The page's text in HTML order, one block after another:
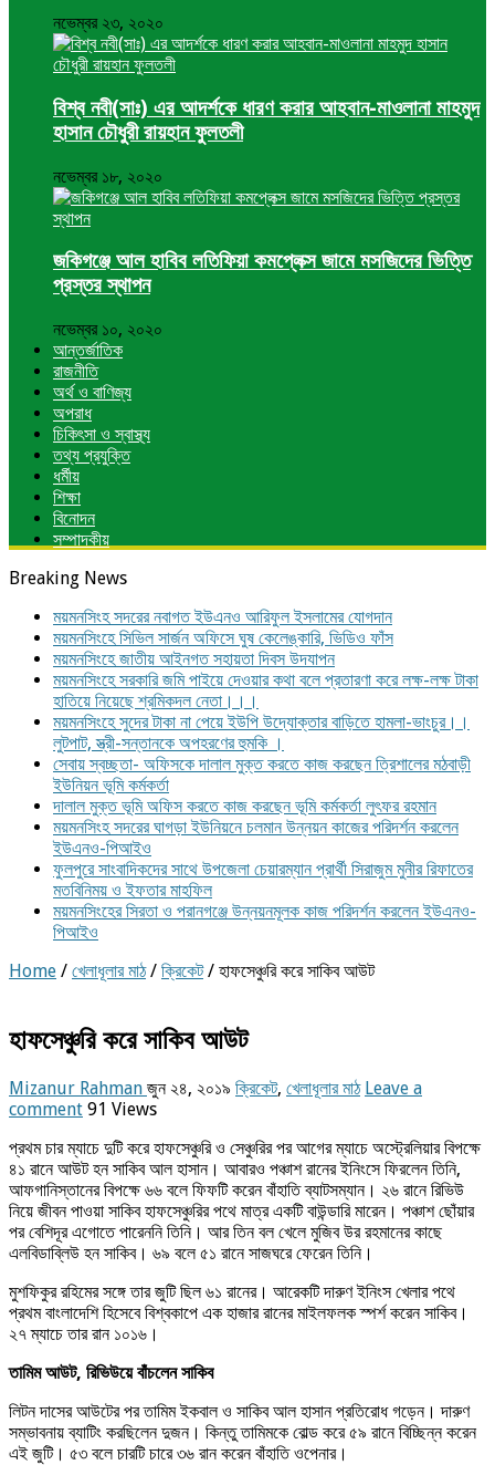
নভেম্বর ২৩, ২০২০
বিশ্ব নবী(সাঃ) এর আদর্শকে ধারণ করার আহবান-মাওলানা মাহমুদ
হাসান চৌধুরী রায়হান ফুলতলী
নভেম্বর ১৮, ২০২০
জকিগঞ্জে আল হাবিব লতিফিয়া কমপ্লেক্স জামে মসজিদের ভিত্তি
প্রস্তর স্থাপন
নভেম্বর ১০, ২০২০
আন্তর্জাতিক
রাজনীতি
অর্থ ও বাণিজ্য
অপরাধ
চিকিৎসা ও স্বাস্থ্য
তথ্য প্রযুক্তি
ধর্মীয়
শিক্ষা
বিনোদন
সম্পাদকীয়
Breaking News
ময়মনসিংহ সদরের নবাগত ইউএনও আরিফুল ইসলামের যোগদান
ময়মনসিংহে সিভিল সার্জন অফিসে ঘুষ কেলেঙ্কারি, ভিডিও ফাঁস
ময়মনসিংহে জাতীয় আইনগত সহায়তা দিবস উদযাপন
ময়মনসিংহে সরকারি জমি পাইয়ে দেওয়ার কথা বলে প্রতারণা করে লক্ষ-লক্ষ টাকা
হাতিয়ে নিয়েছে শ্রমিকদল নেতা।।।
ময়মনসিংহে সুদের টাকা না পেয়ে ইউপি উদ্যোক্তার বাড়িতে হামলা-ভাংচুর।।
লুটপাট, স্ত্রী‌-সন্তানকে অপহরণের হুমকি ।
সেবায় স্বচ্ছতা- অফিসকে দালাল মুক্ত করতে কাজ করছেন ত্রিশালের মঠবাড়ী
ইউনিয়ন ভূমি কর্মকর্তা
দালাল মুক্ত ভূমি অফিস করতে কাজ করছেন ভূমি কর্মকর্তা লুৎফর রহমান
ময়মনসিংহ সদরের ঘাগড়া ইউনিয়নে চলমান উন্নয়ন কাজের পরিদর্শন করলেন
ইউএনও-পিআইও
ফুলপুরে সাংবাদিকদের সাথে উপজেলা চেয়ারম্যান প্রার্থী সিরাজুম মুনীর রিফাতের
মতবিনিময় ও ইফতার মাহফিল
ময়মনসিংহের সিরতা ও পরানগঞ্জে উন্নয়নমূলক কাজ পরিদর্শন করলেন ইউএনও-
পিআইও
Home / খেলাধূলার মাঠ / ক্রিকেট / হাফসেঞ্চুরি করে সাকিব আউট
হাফসেঞ্চুরি করে সাকিব আউট
Mizanur Rahman জুন ২৪, ২০১৯ ক্রিকেট, খেলাধূলার মাঠ Leave a
comment 91 Views
প্রথম চার ম্যাচে দুটি করে হাফসেঞ্চুরি ও সেঞ্চুরির পর আগের ম্যাচে অস্ট্রেলিয়ার বিপক্ষে
৪১ রানে আউট হন সাকিব আল হাসান। আবারও পঞ্চাশ রানের ইনিংসে ফিরলেন তিনি,
আফগানিস্তানের বিপক্ষে ৬৬ বলে ফিফটি করেন বাঁহাতি ব্যাটসম্যান। ২৬ রানে রিভিউ
নিয়ে জীবন পাওয়া সাকিব হাফসেঞ্চুরির পথে মাত্র একটি বাউন্ডারি মারেন। পঞ্চাশ ছোঁয়ার
পর বেশিদূর এগোতে পারেননি তিনি। আর তিন বল খেলে মুজিব উর রহমানের কাছে
এলবিডাব্লিউ হন সাকিব। ৬৯ বলে ৫১ রানে সাজঘরে ফেরেন তিনি।
মুশফিকুর রহিমের সঙ্গে তার জুটি ছিল ৬১ রানের। আরেকটি দারুণ ইনিংস খেলার পথে
প্রথম বাংলাদেশি হিসেবে বিশ্বকাপে এক হাজার রানের মাইলফলক স্পর্শ করেন সাকিব।
২৭ ম্যাচে তার রান ১০১৬।
তামিম আউট, রিভিউয়ে বাঁচলেন সাকিব
লিটন দাসের আউটের পর তামিম ইকবাল ও সাকিব আল হাসান প্রতিরোধ গড়েন। দারুণ
সম্ভাবনায় ব্যাটিং করছিলেন দুজন। কিন্তু তামিমকে বোল্ড করে ৫৯ রানে বিচ্ছিন্ন করেন
এই জুটি। ৫৩ বলে চারটি চারে ৩৬ রান করেন বাঁহাতি ওপেনার।